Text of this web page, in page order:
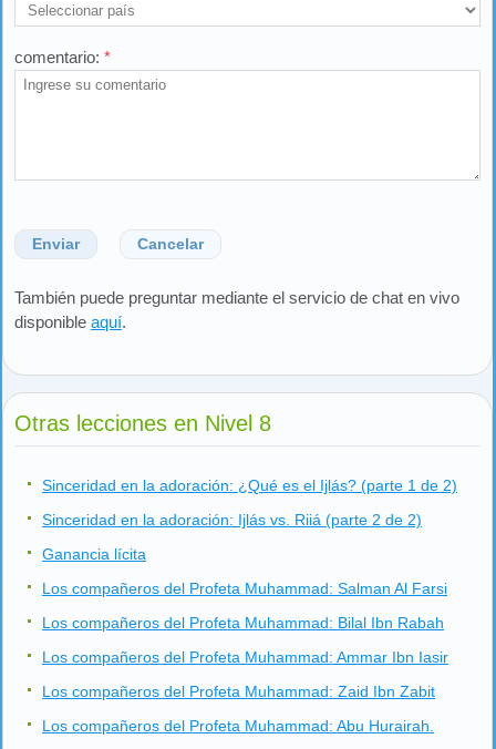
comentario: *
Enviar Cancelar
También puede preguntar mediante el servicio de chat en vivo
disponible aquí.
Otras lecciones en Nivel 8
Sinceridad en la adoración: ¿Qué es el Ijlás? (parte 1 de 2)
Sinceridad en la adoración: Ijlás vs. Riiá (parte 2 de 2)
Ganancia lícita
Los compañeros del Profeta Muhammad: Salman Al Farsi
Los compañeros del Profeta Muhammad: Bilal Ibn Rabah
Los compañeros del Profeta Muhammad: Ammar Ibn Iasir
Los compañeros del Profeta Muhammad: Zaid Ibn Zabit
Los compañeros del Profeta Muhammad: Abu Hurairah.